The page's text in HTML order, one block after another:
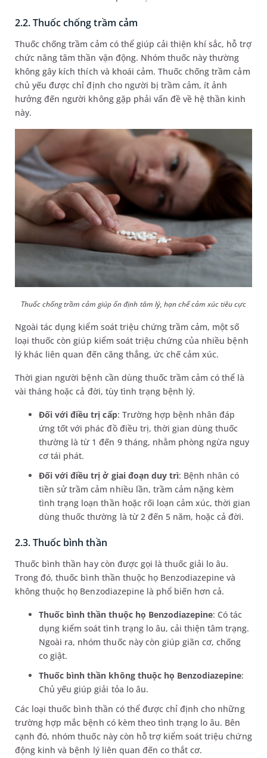
2.2. Thuốc chống trầm cảm
Thuốc chống trầm cảm có thể giúp cải thiện khí sắc, hỗ trợ
chức năng tâm thần vận động. Nhóm thuốc này thường
không gây kích thích và khoái cảm. Thuốc chống trầm cảm
chủ yếu được chỉ định cho người bị trầm cảm, ít ảnh
hưởng đến người không gặp phải vấn đề về hệ thần kinh
này.
Thuốc chống trầm cảm giúp ổn định tâm lý, hạn chế cảm xúc tiêu cực
Ngoài tác dụng kiểm soát triệu chứng trầm cảm, một số
loại thuốc còn giúp kiểm soát triệu chứng của nhiều bệnh
lý khác liên quan đến căng thẳng, ức chế cảm xúc.
Thời gian người bệnh cần dùng thuốc trầm cảm có thể là
vài tháng hoặc cả đời, tùy tình trạng bệnh lý.
Đối với điều trị cấp: Trường hợp bệnh nhân đáp
ứng tốt với phác đồ điều trị, thời gian dùng thuốc
thường là từ 1 đến 9 tháng, nhằm phòng ngừa nguy
cơ tái phát.
Đối với điều trị ở giai đoạn duy trì: Bệnh nhân có
tiền sử trầm cảm nhiều lần, trầm cảm nặng kèm
tình trạng loạn thần hoặc rối loạn cảm xúc, thời gian
dùng thuốc thường là từ 2 đến 5 năm, hoặc cả đời.
2.3. Thuốc bình thần
Thuốc bình thần hay còn được gọi là thuốc giải lo âu.
Trong đó, thuốc bình thần thuộc họ Benzodiazepine và
không thuộc họ Benzodiazepine là phổ biến hơn cả.
Thuốc bình thần thuộc họ Benzodiazepine: Có tác
dụng kiểm soát tình trạng lo âu, cải thiện tâm trạng.
Ngoài ra, nhóm thuốc này còn giúp giãn cơ, chống
co giật.
Thuốc bình thần không thuộc họ Benzodiazepine:
Chủ yếu giúp giải tỏa lo âu.
Các loại thuốc bình thần có thể được chỉ định cho những
trường hợp mắc bệnh có kèm theo tình trạng lo âu. Bên
cạnh đó, nhóm thuốc này còn hỗ trợ kiểm soát triệu chứng
động kinh và bệnh lý liên quan đến co thắt cơ.